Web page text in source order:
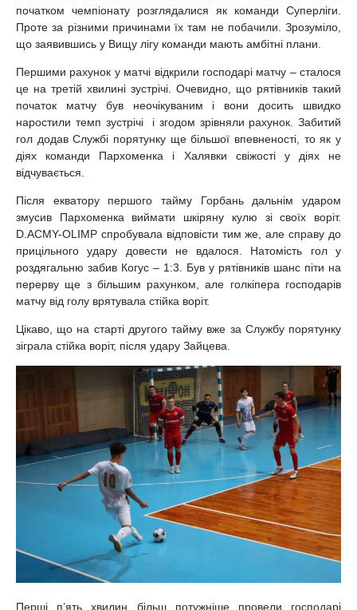
початком чемпіонату розглядалися як команди Суперліги.
Проте за різними причинами їх там не побачили. Зрозуміло,
що заявившись у Вищу лігу команди мають амбітні плани.
Першими рахунок у матчі відкрили господарі матчу – сталося
це на третій хвилині зустрічі. Очевидно, що рятівників такий
початок матчу був неочікуваним і вони досить швидко
наростили темп зустрічі і згодом зрівняли рахунок. Забитий
гол додав Службі порятунку ще більшої впевненості, то як у
діях команди Пархоменка і Халявки свіжості у діях не
відчувається.
Після екватору першого тайму Горбань дальнім ударом
змусив Пархоменка виймати шкіряну кулю зі своїх воріт.
D.ACMY-OLIMP спробувала відповісти тим же, але справу до
прицільного удару довести не вдалося. Натомість гол у
роздягальню забив Когус – 1:3. Був у рятівників шанс піти на
перерву ще з більшим рахунком, але голкіпера господарів
матчу від голу врятувала стійка воріт.
Цікаво, що на старті другого тайму вже за Службу порятунку
зіграла стійка воріт, після удару Зайцева.
Перші п’ять хвилин більш потужніше провели господарі